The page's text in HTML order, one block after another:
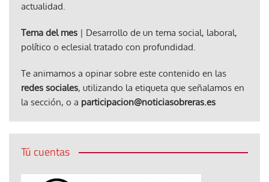
actualidad.
Tema del mes | Desarrollo de un tema social, laboral,
político o eclesial tratado con profundidad.
Te animamos a opinar sobre este contenido en las
redes sociales, utilizando la etiqueta que señalamos en
la sección, o a participacion@noticiasobreras.es
Tú cuentas